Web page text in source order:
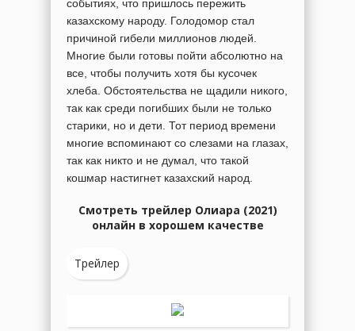
событиях, что пришлось пережить
казахскому народу. Голодомор стал
причиной гибели миллионов людей.
Многие были готовы пойти абсолютно на
все, чтобы получить хотя бы кусочек
хлеба. Обстоятельства не щадили никого,
так как среди погибших были не только
старики, но и дети. Тот период времени
многие вспоминают со слезами на глазах,
так как никто и не думал, что такой
кошмар настигнет казахский народ.
Смотреть трейлер Олиара (2021)
онлайн в хорошем качестве
Трейлер